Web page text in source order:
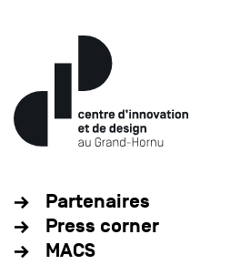
Partenaires
Press corner
MACS